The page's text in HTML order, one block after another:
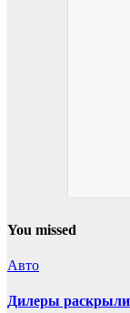
You missed
Авто
Дилеры раскрыли